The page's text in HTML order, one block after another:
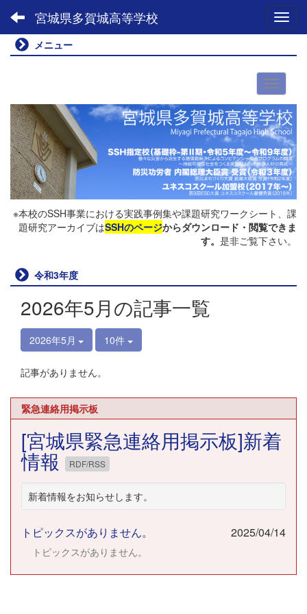
宮城県多賀城高等学校
メニュー
※本校のSSH事業における実践事例集や課題研究ワークシート、課
題研究アーカイブはSSHのページからダウンロード・閲覧できま
す。 是非ご覧下さい。
令和3年度
2026年5月の記事一覧
2026年5月 10件
記事がありません。
緊急連絡用掲示板
[宮城県緊急連絡用掲示板]新着
情報 RDF/RSS
新着情報をお知らせします。
トピックスがありません。 2025/04/14
トピックスがありません。